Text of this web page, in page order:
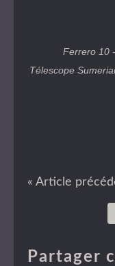
Ferrero 10-
Télescope
« Article
Partager